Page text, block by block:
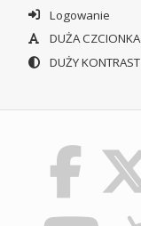
Logowanie
DUŻA CZCIONKA
DUŻY KONTRAST